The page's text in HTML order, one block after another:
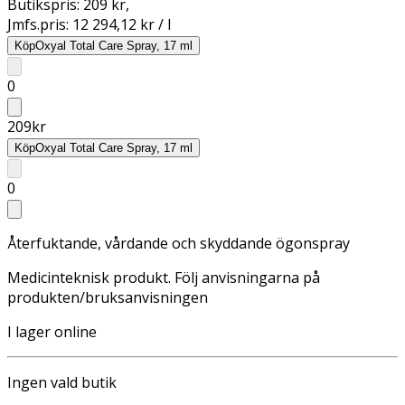
Butikspris: 209 kr,
Jmfs.pris: 12 294,12 kr / l
KöpOxyal Total Care Spray, 17 ml
0
209kr
KöpOxyal Total Care Spray, 17 ml
0
Återfuktande, vårdande och skyddande ögonspray
Medicinteknisk produkt. Följ anvisningarna på
produkten/bruksanvisningen
I lager online
Ingen vald butik